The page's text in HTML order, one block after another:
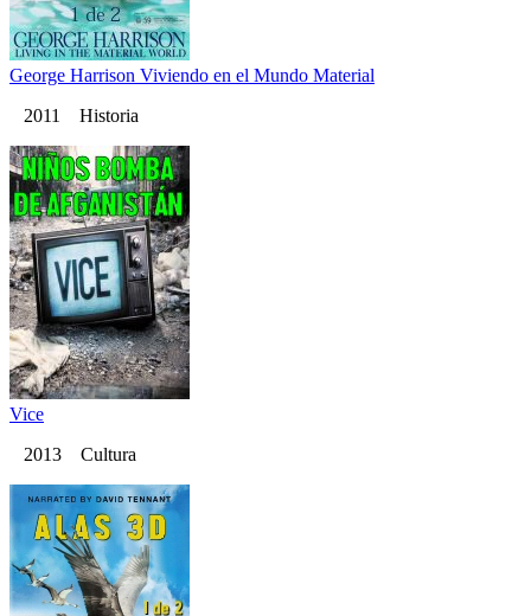
George Harrison Viviendo en el Mundo Material
2011 Historia
Vice
2013 Cultura